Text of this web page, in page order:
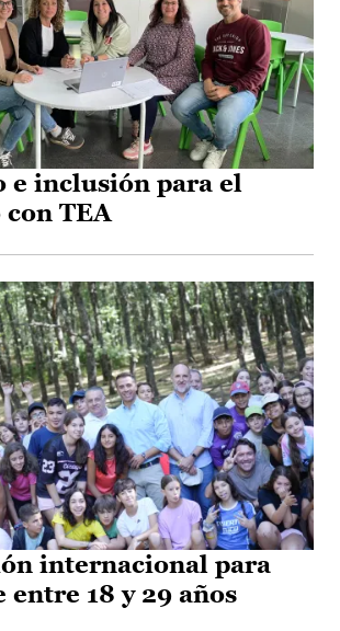
e inclusión para el
TEA
internacional para
entre 18 y 29 años